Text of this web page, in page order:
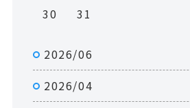
30
31
2026/06
2026/04